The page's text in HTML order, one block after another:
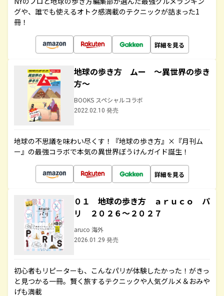
グや、誰でも使えるオトク感満載のテクニックが詰まった1
冊！
詳細を見る
地球の歩き方 ムー ～異世界の歩き
方～
BOOKS スペシャルコラボ
2022.02.10 発売
地球の不思議を味わい尽くす！『地球の歩き方』×『月刊ム
ー』の最強コラボで本気の異世界ぼうけんガイド誕生！
詳細を見る
０１ 地球の歩き方 ａｒｕｃｏ パ
リ ２０２６～２０２７
aruco 海外
2026.01.29 発売
初心者もリピーターも、こんなパリが体験したかった！がきっ
と見つかる一冊。賢く旅するテクニックや人気グルメ＆おみや
げも満載